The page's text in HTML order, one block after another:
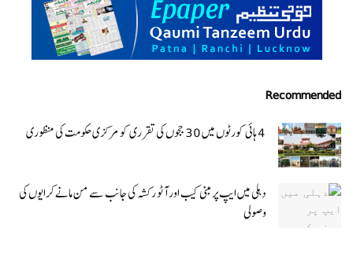
Recommended
دہلی میں ایپ پر مبنی کیب اور آٹو رکشہ کی جانب سے من مانے کرایوں کی
وصولی